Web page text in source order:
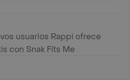
usuarios Rappi ofrece
con Snak Fits Me